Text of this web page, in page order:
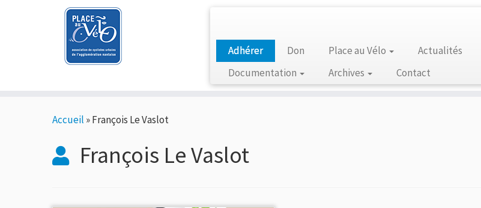
Adhérer Don Place au Vélo Actualités
Documentation
Archives Contact
Accueil »François Le Vaslot
François Le Vaslot